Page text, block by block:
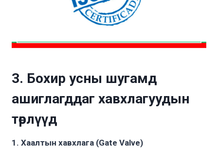
3. Бохир усны шугамд
ашиглагддаг хавхлагуудын
төрлүүд
1. Хаалтын хавхлага (Gate Valve)